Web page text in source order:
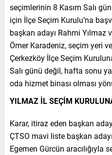
seçimlerinin 8 Kasım Salı
için İlçe Seçim Kurulu’na
başkan adayı Rahmi Yılmaz
Ömer Karadeniz, seçim yeri
Çerkezköy İlçe Seçim
Salı günü değil, hafta sonu
oda hizmet binası olması
YILMAZ İL SEÇİM
Karar, itiraz eden başkan
ÇTSO mavi liste başkan
Egemen Gürcün aracılığıyla